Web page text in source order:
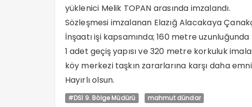
yüklenici Melik TOPAN arasında imzalandı.
Sözleşmesi imzalanan Elazığ Alacakaya
İnşaatı işi kapsamında; 160 metre
1 adet geçiş yapısı ve 320 metre korkuluk
köy merkezi taşkın zararlarına karşı daha
Hayırlı olsun.
#DSİ 9. Bölge Müdürü mahmut dündar